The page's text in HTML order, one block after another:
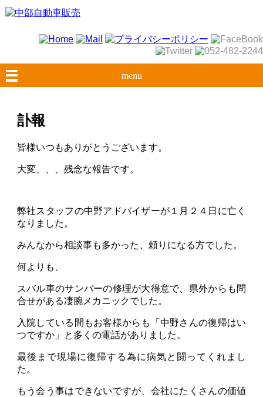
menu
訃報
皆様いつもありがとうございます。
大変、、、残念な報告です。
弊社スタッフの中野アドバイザーが１月２４日に亡く
なりました。
みんなから相談事も多かった、頼りになる方でした。
何よりも、
スバル車のサンバーの修理が大得意で、県外からも問
合せがある凄腕メカニックでした。
入院している間もお客様からも「中野さんの復帰はい
つですか」と多くの電話がありました。
最後まで現場に復帰する為に病気と闘ってくれまし
た。
もう会う事はできないですが、会社にたくさんの価値